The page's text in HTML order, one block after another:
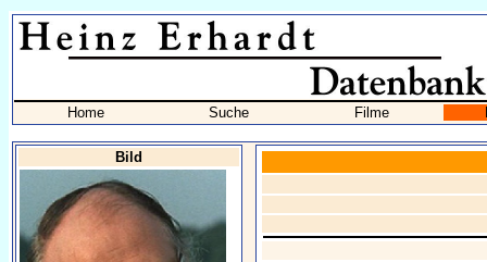
Home Suche Filme
Bild